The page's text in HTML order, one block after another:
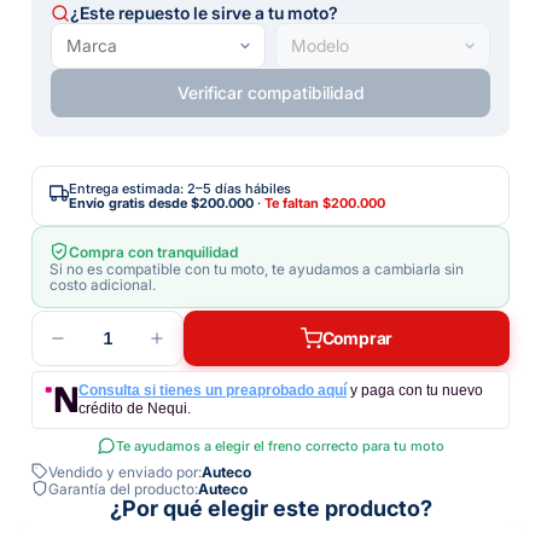
¿Este repuesto le sirve a tu moto?
Verificar compatibilidad
Entrega estimada: 2–5 días hábiles
Envío gratis desde $200.000 · Te faltan $200.000
Compra con tranquilidad
Si no es compatible con tu moto, te ayudamos a cambiarla sin
costo adicional.
1 Comprar
Consulta si tienes un preaprobado aquí y paga con tu nuevo
crédito de Nequi.
Te ayudamos a elegir el freno correcto para tu moto
Vendido y enviado por:Auteco
Garantía del producto:Auteco
¿Por qué elegir este producto?